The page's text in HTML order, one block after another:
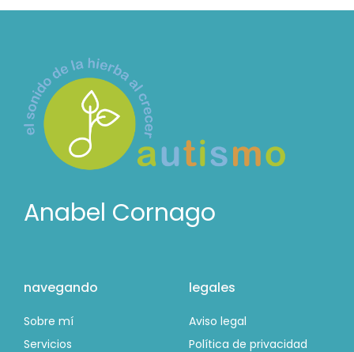
Anabel Cornago
navegando
Sobre mí
Servicios
legales
Aviso legal
Política de privacidad